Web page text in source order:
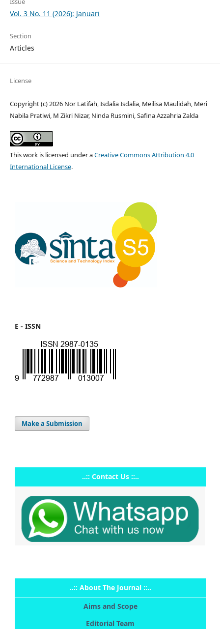
Vol. 3 No. 11 (2026): Januari
Section
Articles
License
Copyright (c) 2026 Nor Latifah, Isdalia Isdalia, Meilisa Maulidah, Meri
Nabila Pratiwi, M Zikri Nizar, Ninda Rusmini, Safina Azzahria Zalda
This work is licensed under aCreative Commons Attribution 4.0
International License.
E - ISSN
Make a Submission
..:: Contact Us ::..
..:: About The Journal ::..
Aims and Scope
Editorial Team